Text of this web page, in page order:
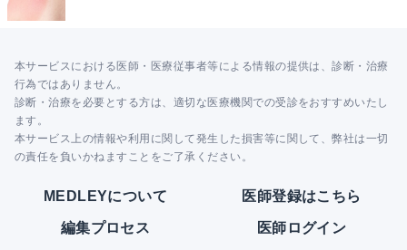
本サービスにおける医師・医療従事者等による情報の提供は、診断・治療
行為ではありません。
診断・治療を必要とする方は、適切な医療機関での受診をおすすめいたし
ます。
本サービス上の情報や利用に関して発生した損害等に関して、弊社は一切
の責任を負いかねますことをご了承ください。
MEDLEYについて 医師登録はこちら
編集プロセス 医師ログイン